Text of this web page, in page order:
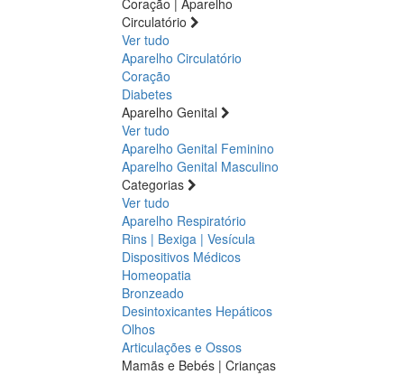
Circulatório
Ver tudo
Aparelho Circulatório
Coração
Diabetes
Aparelho Genital
Ver tudo
Aparelho Genital Feminino
Aparelho Genital Masculino
Categorias
Ver tudo
Aparelho Respiratório
Rins | Bexiga | Vesícula
Dispositivos Médicos
Homeopatia
Bronzeado
Desintoxicantes Hepáticos
Olhos
Articulações e Ossos
Mamãs e Bebés | Crianças